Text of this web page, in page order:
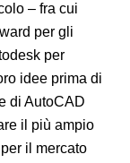
– fra cui
per gli
per
idee prima di
di AutoCAD
il più ampio
il mercato